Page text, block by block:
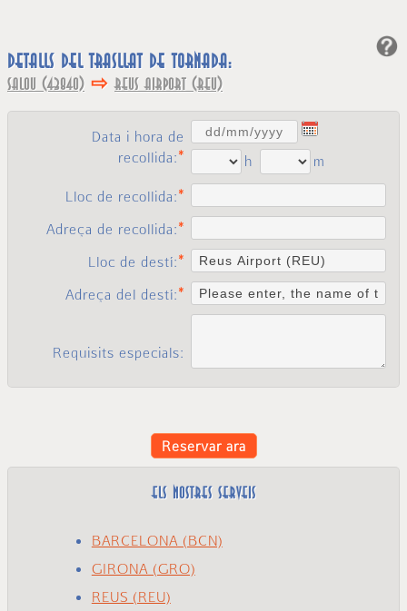
Detalls del trasllat de tornada:
Salou (43840) ⇨ Reus Airport (REU)
Data i hora de
recollida:
h
m
Lloc de recollida:
Adreça de recollida:
Lloc de destí:
Adreça del destí:
Requisits especials:
Reservar ara
ELS NOSTRES SERVEIS
BARCELONA (BCN)
GIRONA (GRO)
REUS (REU)